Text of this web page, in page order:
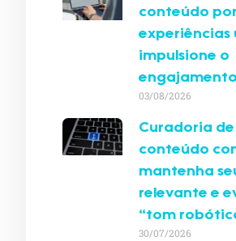
conteúdo
experiências
impulsione o
engajamento
03/08/2026
Curadoria de
conteúdo
mantenha
relevante e
“tom
30/07/2026